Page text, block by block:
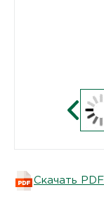
Скачать PDF